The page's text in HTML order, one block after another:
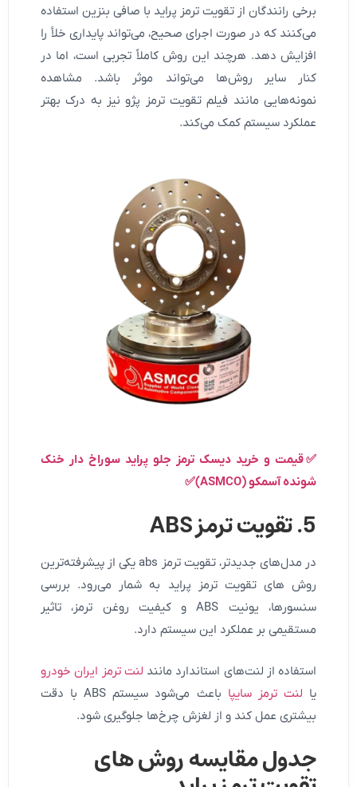
برخی رانندگان از تقویت ترمز پراید با صافی بنزین استفاده
می‌کنند که در صورت اجرای صحیح، می‌تواند پایداری خلأ را
افزایش دهد. هرچند این روش کاملاً تجربی است، اما در
کنار سایر روش‌ها می‌تواند موثر باشد. مشاهده
نمونه‌هایی مانند فیلم تقویت ترمز پژو نیز به درک بهتر
عملکرد سیستم کمک می‌کند.
✅قیمت و خرید دیسک ترمز جلو پراید سوراخ دار خنک
شونده آسمکو (ASMCO)✅
5. تقویت ترمز ABS
در مدل‌های جدیدتر، تقویت ترمز abs یکی از پیشرفته‌ترین
روش های تقویت ترمز پراید به شمار می‌رود. بررسی
سنسورها، یونیت ABS و کیفیت روغن ترمز، تاثیر
مستقیمی بر عملکرد این سیستم دارد.
استفاده از لنت‌های استاندارد مانند لنت ترمز ایران خودرو
یا لنت ترمز سایپا
باعث می‌شود سیستم ABS با دقت
بیشتری عمل کند و از لغزش چرخ‌ها جلوگیری شود.
جدول مقایسه روش های